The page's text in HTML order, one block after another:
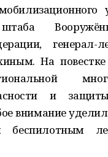
штаба
генерал-
На
и
внимание
беспилотным